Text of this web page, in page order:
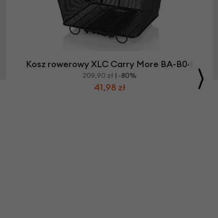
Kosz rowerowy XLC Carry More BA-B04
209,90 zł | -80%
41,98 zł